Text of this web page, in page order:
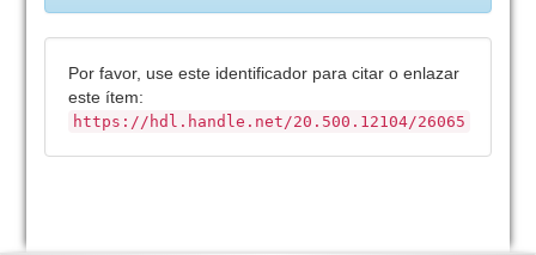
Por favor, use este identificador para citar o enlazar
este ítem:
https://hdl.handle.net/20.500.12104/26065